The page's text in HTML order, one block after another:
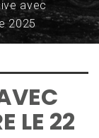
avec
2025
LE 22